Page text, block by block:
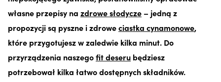
własne przepisy na zdrowe słodycze – jedną z
propozycji są pyszne i zdroweciastka cynamonowe,
które przygotujesz w zaledwie kilka minut. Do
przyrządzenia naszegofit deseru będziesz
potrzebował kilka łatwo dostępnych składników.